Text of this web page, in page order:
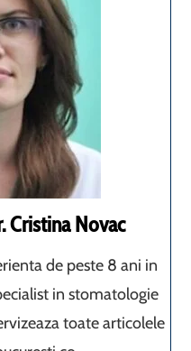
Cristina Novac
de peste 8 ani in
in stomatologie
toate articolele